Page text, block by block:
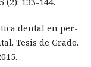
(2): 133-144.
dental en per-
Tesis de Grado.